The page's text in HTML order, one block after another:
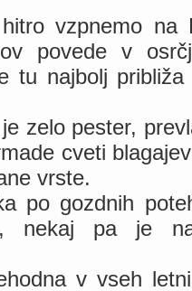
vzpnemo
povede v
tu najbolj
zelo pester,
cveti
vrste.
po gozdnih
nekaj pa je
v vseh